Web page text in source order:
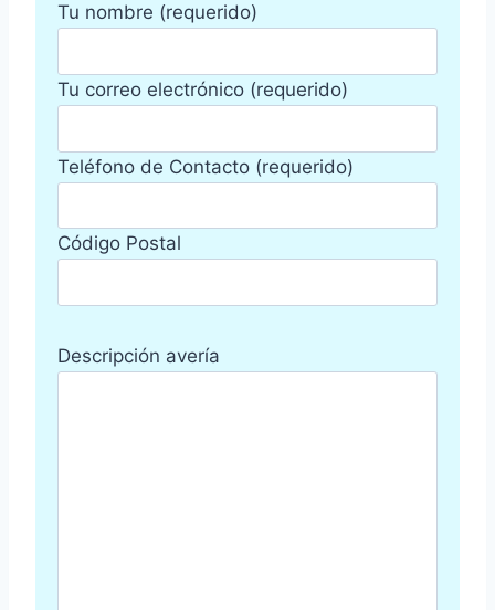
Tu nombre (requerido)
Tu correo electrónico (requerido)
Teléfono de Contacto (requerido)
Código Postal
Descripción avería